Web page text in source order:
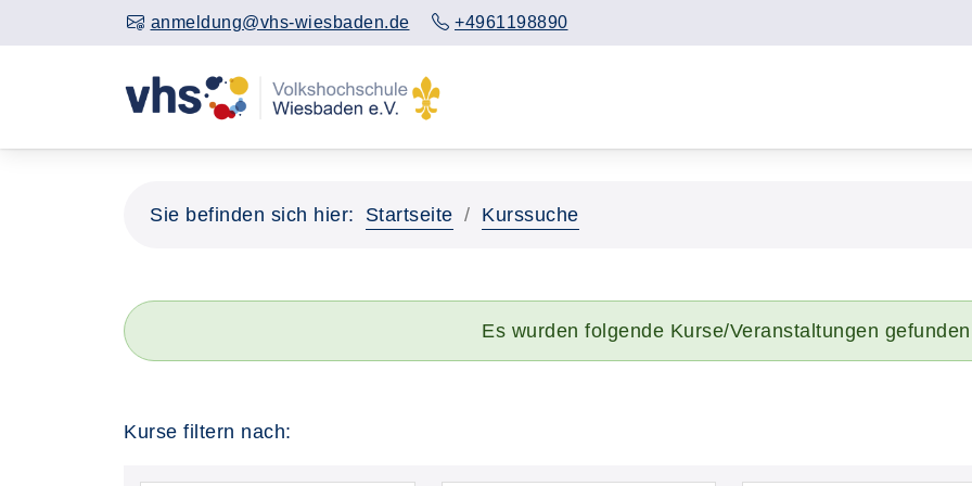
anmeldung@vhs-wiesbaden.de +4961198890
Sie befinden sich hier: Startseite Kurssuche
Es wurden folgende Kurse/Veranstaltungen
Kurse filtern nach: